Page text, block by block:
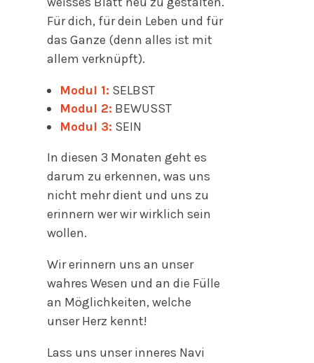
Für dich, für dein Leben und für
das Ganze (denn alles ist mit
allem verknüpft).
Modul 1: SELBST
Modul 2: BEWUSST
Modul 3: SEIN
In diesen 3 Monaten geht es
darum zu erkennen, was uns
nicht mehr dient und uns zu
erinnern wer wir wirklich sein
wollen.
Wir erinnern uns an unser
wahres Wesen und an die Fülle
an Möglichkeiten, welche
unser Herz kennt!
Lass uns unser inneres Navi